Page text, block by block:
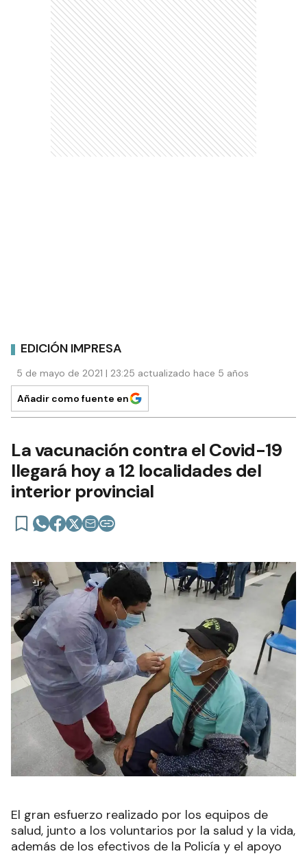
EDICIÓN IMPRESA
5 de mayo de 2021 | 23:25 actualizado hace 5 años
Añadir como fuente en
La vacunación contra el Covid-19
llegará hoy a 12 localidades del
interior provincial
El gran esfuerzo realizado por los equipos de
salud, junto a los voluntarios por la salud y la vida,
además de los efectivos de la Policía y el apoyo